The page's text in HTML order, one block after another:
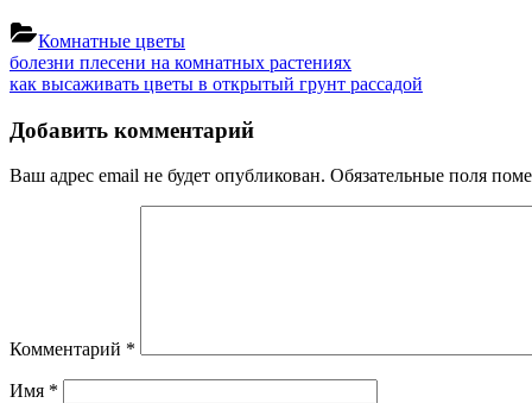
Комнатные цветы
Навигация
по
записям
Previous
Post:
болезни плесени на комнатных растениях
Next
как высаживать цветы в открытый грунт рассадой
Добавить комментарий
Ваш адрес email не будет опубликован. Обязательные поля
Комментарий *
Имя *